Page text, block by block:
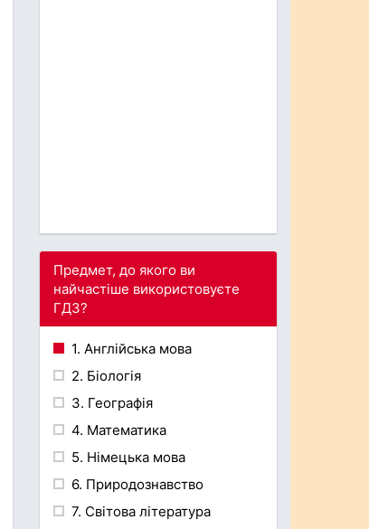
Предмет, до якого ви
найчастіше використовуєте
ГДЗ?
1. Англійська мова
2. Біологія
3. Географія
4. Математика
5. Німецька мова
6. Природознавство
7. Світова література